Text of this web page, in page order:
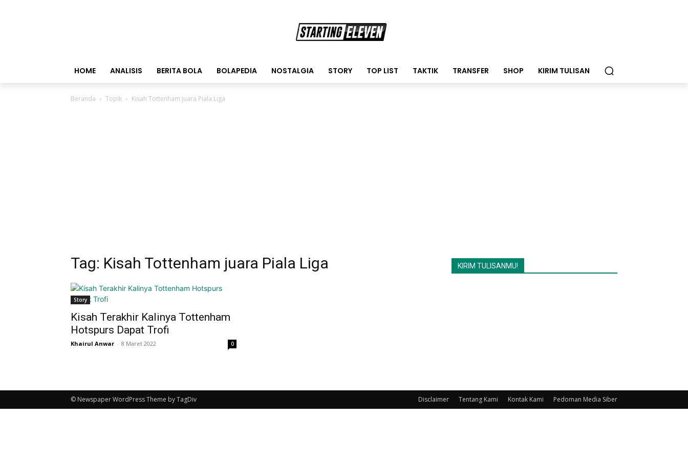
HOME ANALISIS BERITA BOLA BOLAPEDIA NOSTALGIA STORY TOP LIST TAKTIK TRANSFER SHOP KIRIM TULISAN
Beranda Topik Kisah Tottenham juara Piala Liga
Tag: Kisah Tottenham juara Piala Liga
Story
Kisah Terakhir Kalinya Tottenham
Hotspurs Dapat Trofi
Khairul Anwar - 8 Maret 2022 0
KIRIM TULISANMU!
Disclaimer Tentang Kami Kontak Kami Pedoman Media Siber
© Newspaper WordPress Theme by TagDiv